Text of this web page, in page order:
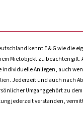
kennt E & G wie die
Mietobjekt zu beachten
individuelle Anliegen, auch
Jederzeit und auch nach
Umgang gehört zu
jederzeit verstanden,